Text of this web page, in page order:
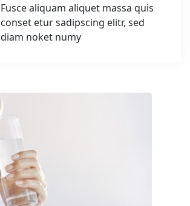
Fusce aliquam aliquet massa quis
conset etur sadipscing elitr, sed
diam noket numy